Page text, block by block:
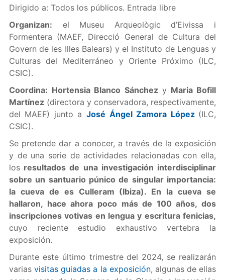
Dirigido a: Todos los públicos. Entrada libre
Organizan: el Museu Arqueològic d’Eivissa i
Formentera (MAEF, Direcció General de Cultura del
Govern de les Illes Balears) y el Instituto de Lenguas y
Culturas del Mediterráneo y Oriente Próximo (ILC,
CSIC).
Coordina: Hortensia Blanco Sánchezy Maria Bofill
Martínez(directora y conservadora, respectivamente,
del MAEF) junto a José Ángel Zamora López (ILC,
CSIC).
Se pretende dar a conocer, a través de la exposición
y de una serie de actividades relacionadas con ella,
losresultados de una investigación interdisciplinar
sobre un santuario púnico de singular importancia:
la cueva de es Culleram (Ibiza). En la cueva se
hallaron, hace ahora poco más de 100 años, dos
inscripciones votivas en lengua y escritura fenicias,
cuyo reciente estudio exhaustivo vertebra la
exposición.
Durante este último trimestre del 2024, se realizarán
variasvisitas guiadas a la exposición, algunas de ellas